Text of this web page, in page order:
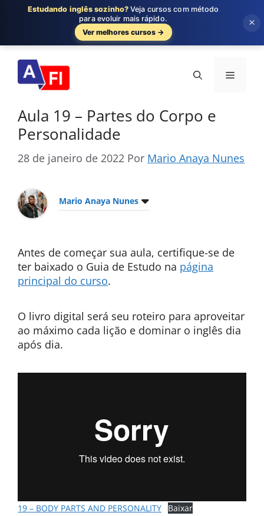
para
conteúdo
Menu
Aula 19 – Partes do Corpo e
Personalidade
28 de janeiro de 2022 Por Mario Anaya Nunes
Mario Anaya Nunes
Antes de começar sua aula, certifique-se de
ter baixado o Guia de Estudo na página
principal do curso.
O livro digital será seu roteiro para aproveitar
ao máximo cada lição e dominar o inglês dia
após dia.
19 – BODY PARTS AND PERSONALITY Baixar
Estudando inglês sozinho? Veja cursos com método
para evoluir mais rápido.
Ver melhores cursos →
×